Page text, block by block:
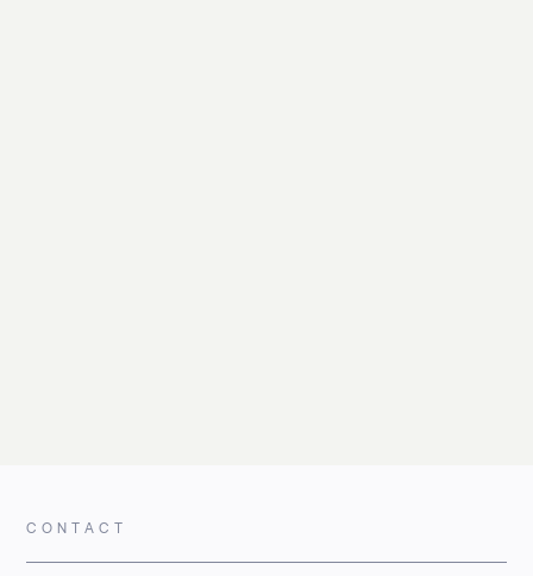
CONTACT